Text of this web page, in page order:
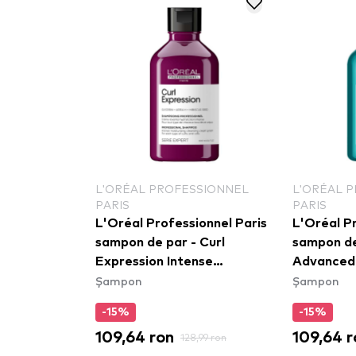
L'ORÉAL PROFESSIONNEL
PARIS
L'Oréal Professionnel Paris
sampon de par - Curl
Expression Intense
Moisturizing Cleansing
Cream Shampoo
Șampon
-15%
109,64 ron 128,99 ron
L'ORÉAL
PARIS
L'Oréal
sampon
Dermo-
Șampon
-15%
109,64